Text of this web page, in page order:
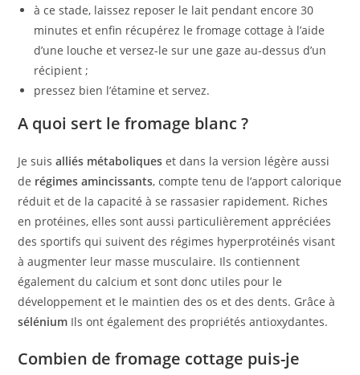
à ce stade, laissez reposer le lait pendant encore 30
minutes et enfin récupérez le fromage cottage à l’aide
d’une louche et versez-le sur une gaze au-dessus d’un
récipient ;
pressez bien l’étamine et servez.
A quoi sert le fromage blanc ?
Je suisalliés métaboliques et dans la version légère aussi
de régimes amincissants, compte tenu de l’apport calorique
réduit et de la capacité à se rassasier rapidement. Riches
en protéines, elles sont aussi particulièrement appréciées
des sportifs qui suivent des régimes hyperprotéinés visant
à augmenter leur masse musculaire. Ils contiennent
également du calcium et sont donc utiles pour le
développement et le maintien des os et des dents. Grâce à
sélénium Ils ont également des propriétés antioxydantes.
Combien de fromage cottage puis-je